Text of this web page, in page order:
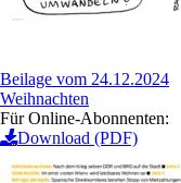
Beilage vom 24.12.2024
Weihnachten
Für Online-Abonnenten:
Download (PDF)